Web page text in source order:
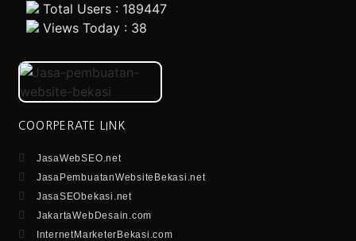
Total Users : 189447
Views Today : 38
COORPERATE LINK
JasaWebSEO.net
JasaPembuatanWebsiteBekasi.net
JasaSEObekasi.net
JakartaWebDesain.com
InternetMarketerBekasi.com